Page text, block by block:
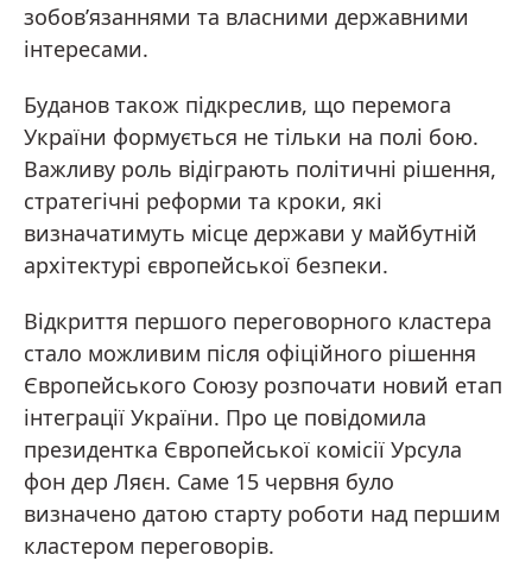
зобов’язаннями та власними державними
інтересами.
Буданов також підкреслив, що перемога
України формується не тільки на полі бою.
Важливу роль відіграють політичні рішення,
стратегічні реформи та кроки, які
визначатимуть місце держави у майбутній
архітектурі європейської безпеки.
Відкриття першого переговорного кластера
стало можливим після офіційного рішення
Європейського Союзу розпочати новий етап
інтеграції України. Про це повідомила
президентка Європейської комісії Урсула
фон дер Ляєн. Саме 15 червня було
визначено датою старту роботи над першим
кластером переговорів.